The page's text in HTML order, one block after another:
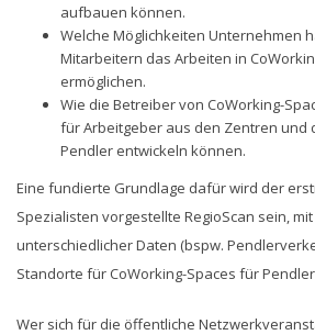
aufbauen können.
Welche Möglichkeiten Unternehmen
Mitarbeitern das Arbeiten in
ermöglichen.
Wie die Betreiber von CoWorking-
für Arbeitgeber aus den Zentren und
Pendler entwickeln können.
Eine fundierte Grundlage dafür wird der
Spezialisten vorgestellte RegioScan sein,
unterschiedlicher Daten (bspw.
Standorte für CoWorking-Spaces für
Wer sich für die öffentliche